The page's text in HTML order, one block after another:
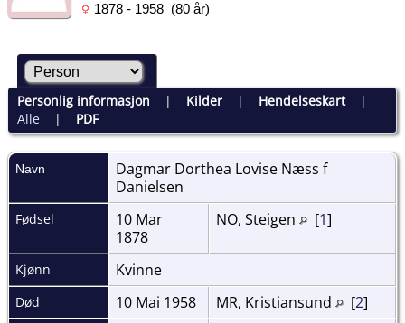
1878 - 1958 (80 år)
Personlig informasjon | Kilder| Hendelseskart|
Alle| PDF
Navn
Dagmar Dorthea Lovise Næss f
Danielsen
Fødsel
10 Mar
1878
NO, Steigen [1]
Kjønn Kvinne
Død 10 Mai 1958 MR, Kristiansund [2]